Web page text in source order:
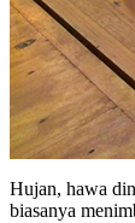
Hujan, hawa
biasanya